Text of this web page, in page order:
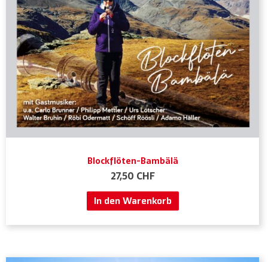
Blockflöten-Bambälä
27,50 CHF
In den Warenkorb